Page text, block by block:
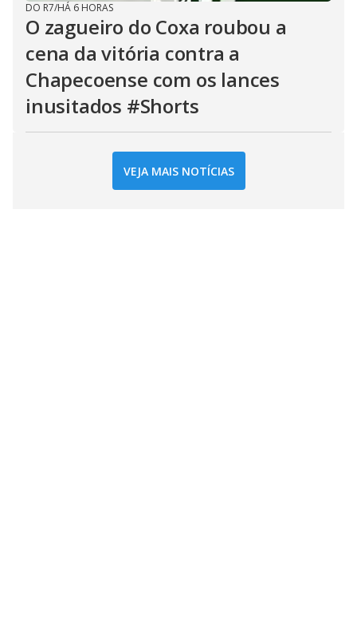
DO R7/HÁ 6 HORAS
O zagueiro do Coxa roubou a
cena da vitória contra a
Chapecoense com os lances
inusitados #Shorts
VEJA MAIS NOTÍCIAS